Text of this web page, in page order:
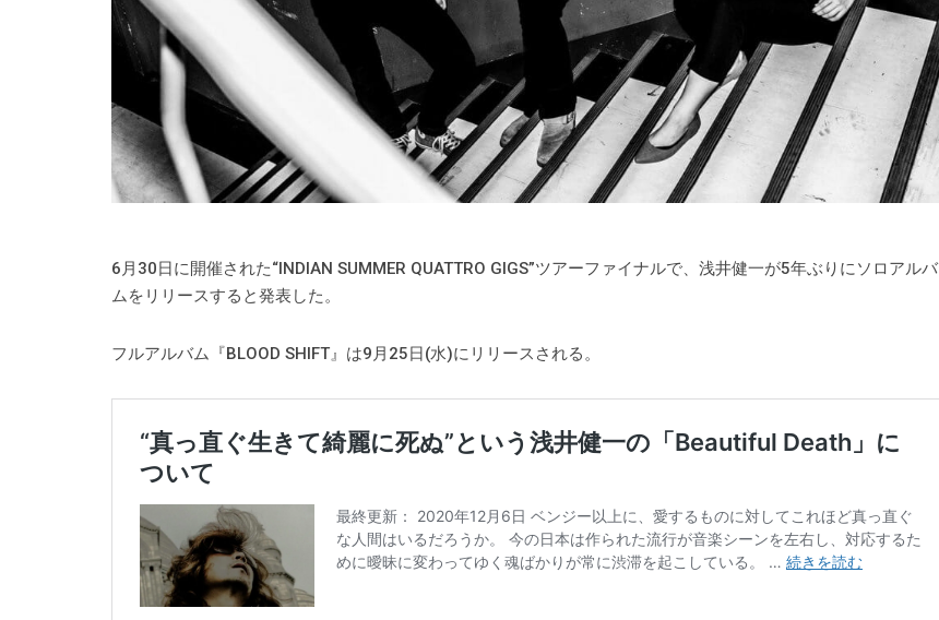
6月30日に開催された“INDIAN SUMMER QUATTRO GIGS”ツアーファイナルで、浅井健一が5年ぶりにソロアルバ
ムをリリースすると発表した。
フルアルバム『BLOOD SHIFT』は9月25日(水)にリリースされる。